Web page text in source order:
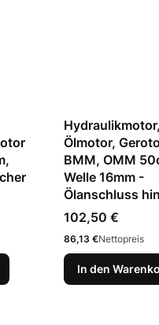
Hydraulikmotor,
Ölmotor,
BMM, OMM
Welle 16mm -
Ölanschluss
Preis
102,50 €
Preis
86,13 €Nettopreis
In den